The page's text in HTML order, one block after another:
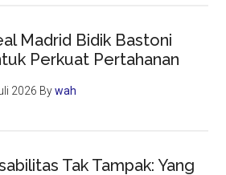
Madrid Bidik Bastoni
Perkuat Pertahanan
2026 Bywah
Tak Tampak: Yang